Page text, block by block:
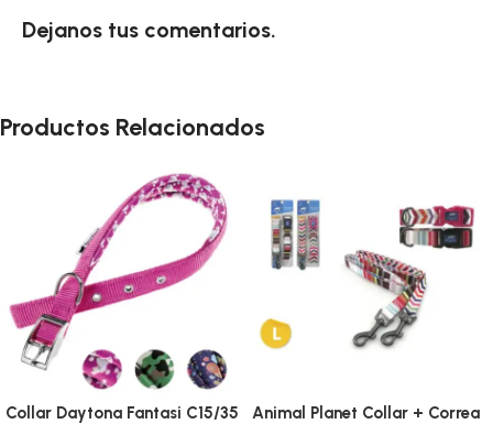
Dejanos tus comentarios.
Productos Relacionados
Collar Daytona Fantasi C15/35
Animal Planet Collar + Correa